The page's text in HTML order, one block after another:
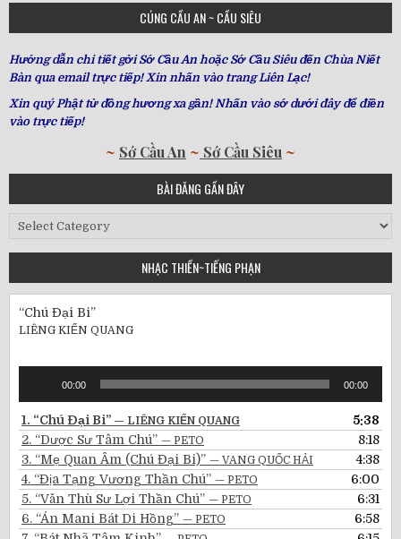
CÚNG CẦU AN ~ CẦU SIÊU
Hướng dẫn chi tiết gởi Sớ Cầu An hoặc Sớ Cầu Siêu đến Chùa Niết
Bàn qua email trực tiếp! Xin nhấn vào trang Liên Lạc!
Xin quý Phật tử đồng hương xa gần! Nhấn vào sớ dưới đây để điền
vào trực tiếp!
~ Sớ Cầu An ~ Sớ Cầu Siêu ~
BÀI ĐĂNG GẦN ĐÂY
Bài
Gần
NHẠC THIỀN~TIẾNG PHẠN
“Chú Đại Bi”
LIÊNG KIẾN QUANG
00:00 00:00
1. “Chú Đại Bi” — LIÊNG KIẾN QUANG
5:38
2. “Dược Sư Tâm Chú” — PETO
8:18
3. “Mẹ Quan Âm (Chú Đại Bi)” — VANG QUỐC HẢI
4:38
4. “Địa Tạng Vương Thần Chú” — PETO
6:00
5. “Văn Thù Sư Lợi Thần Chú” — PETO
6:31
6. “Án Mani Bát Di Hồng” — PETO
6:58